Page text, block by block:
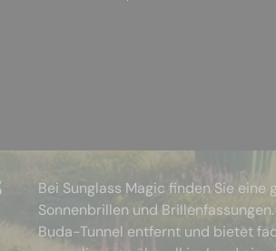
Bei Sunglass Magic finden Sie
Sonnenbrillen und
Buda-Tunnel entfernt und bietet